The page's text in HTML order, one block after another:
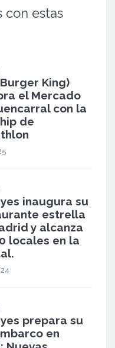
con estas
King)
el Mercado
con la
de
inaugura su
estrella
y alcanza
locales en la
prepara su
en